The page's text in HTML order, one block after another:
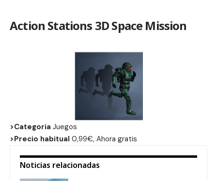
Action Stations 3D Space Mission
>Categoria Juegos
>Precio habitual 0,99€, Ahora gratis
Noticias relacionadas